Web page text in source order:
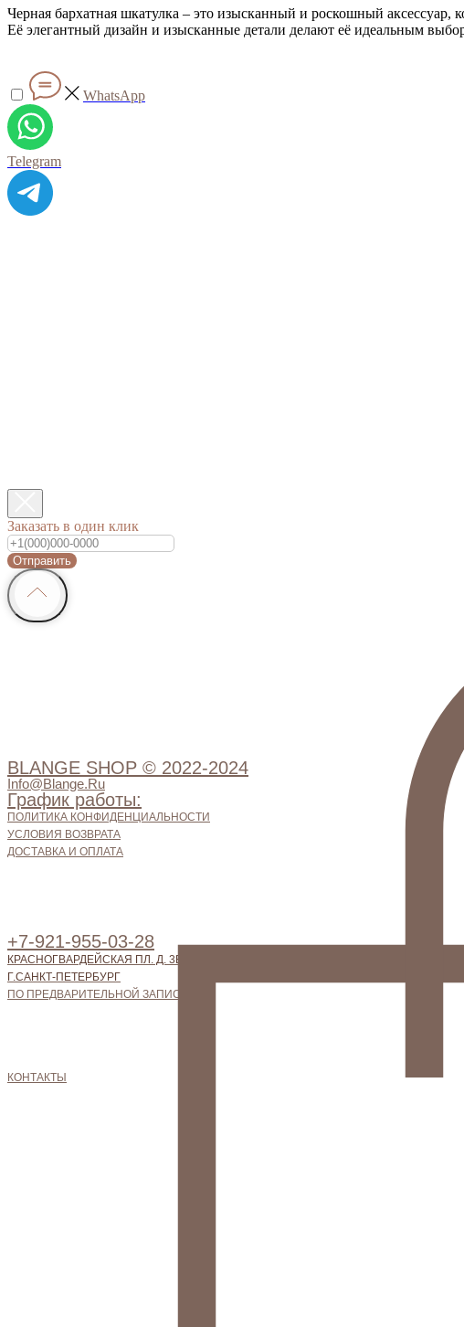
Черная бархатная шкатулка – это изысканный и роскошный
Её элегантный дизайн и изысканные детали делают её идеальным
WhatsApp
Telegram
BLANGE SHOP © 2022-2024
Info@blange.ru
График работы:
ПОЛИТИКА КОНФИДЕНЦИАЛЬНОСТИ
УСЛОВИЯ ВОЗВРАТА
ДОСТАВКА И ОПЛАТА
+7-921-955-03-28
КРАСНОГВАРДЕЙСКАЯ ПЛ. Д. 3Е, 3Е-169,
Г.САНКТ-ПЕТЕРБУРГ
ПО ПРЕДВАРИТЕЛЬНОЙ ЗАПИСИ
КОНТАКТЫ
Заказать в один клик
Отправить